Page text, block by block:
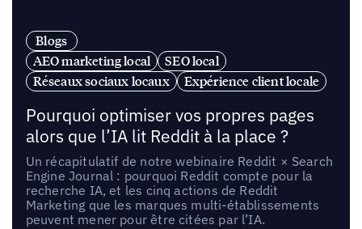
Blogs
AEO marketing local
SEO local
Réseaux sociaux locaux
Expérience client locale
Pourquoi optimiser vos propres pages
alors que l’IA lit Reddit à la place ?
Un récapitulatif de notre webinaire Reddit × Search
Engine Journal : pourquoi Reddit compte pour la
recherche IA, et les cinq actions de Reddit
Marketing que les marques multi-établissements
peuvent mener pour être citées par l’IA.